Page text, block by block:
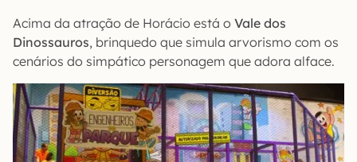
Acima da atração de Horácio está o Vale dos
Dinossauros, brinquedo que simula arvorismo com os
cenários do simpático personagem que adora alface.